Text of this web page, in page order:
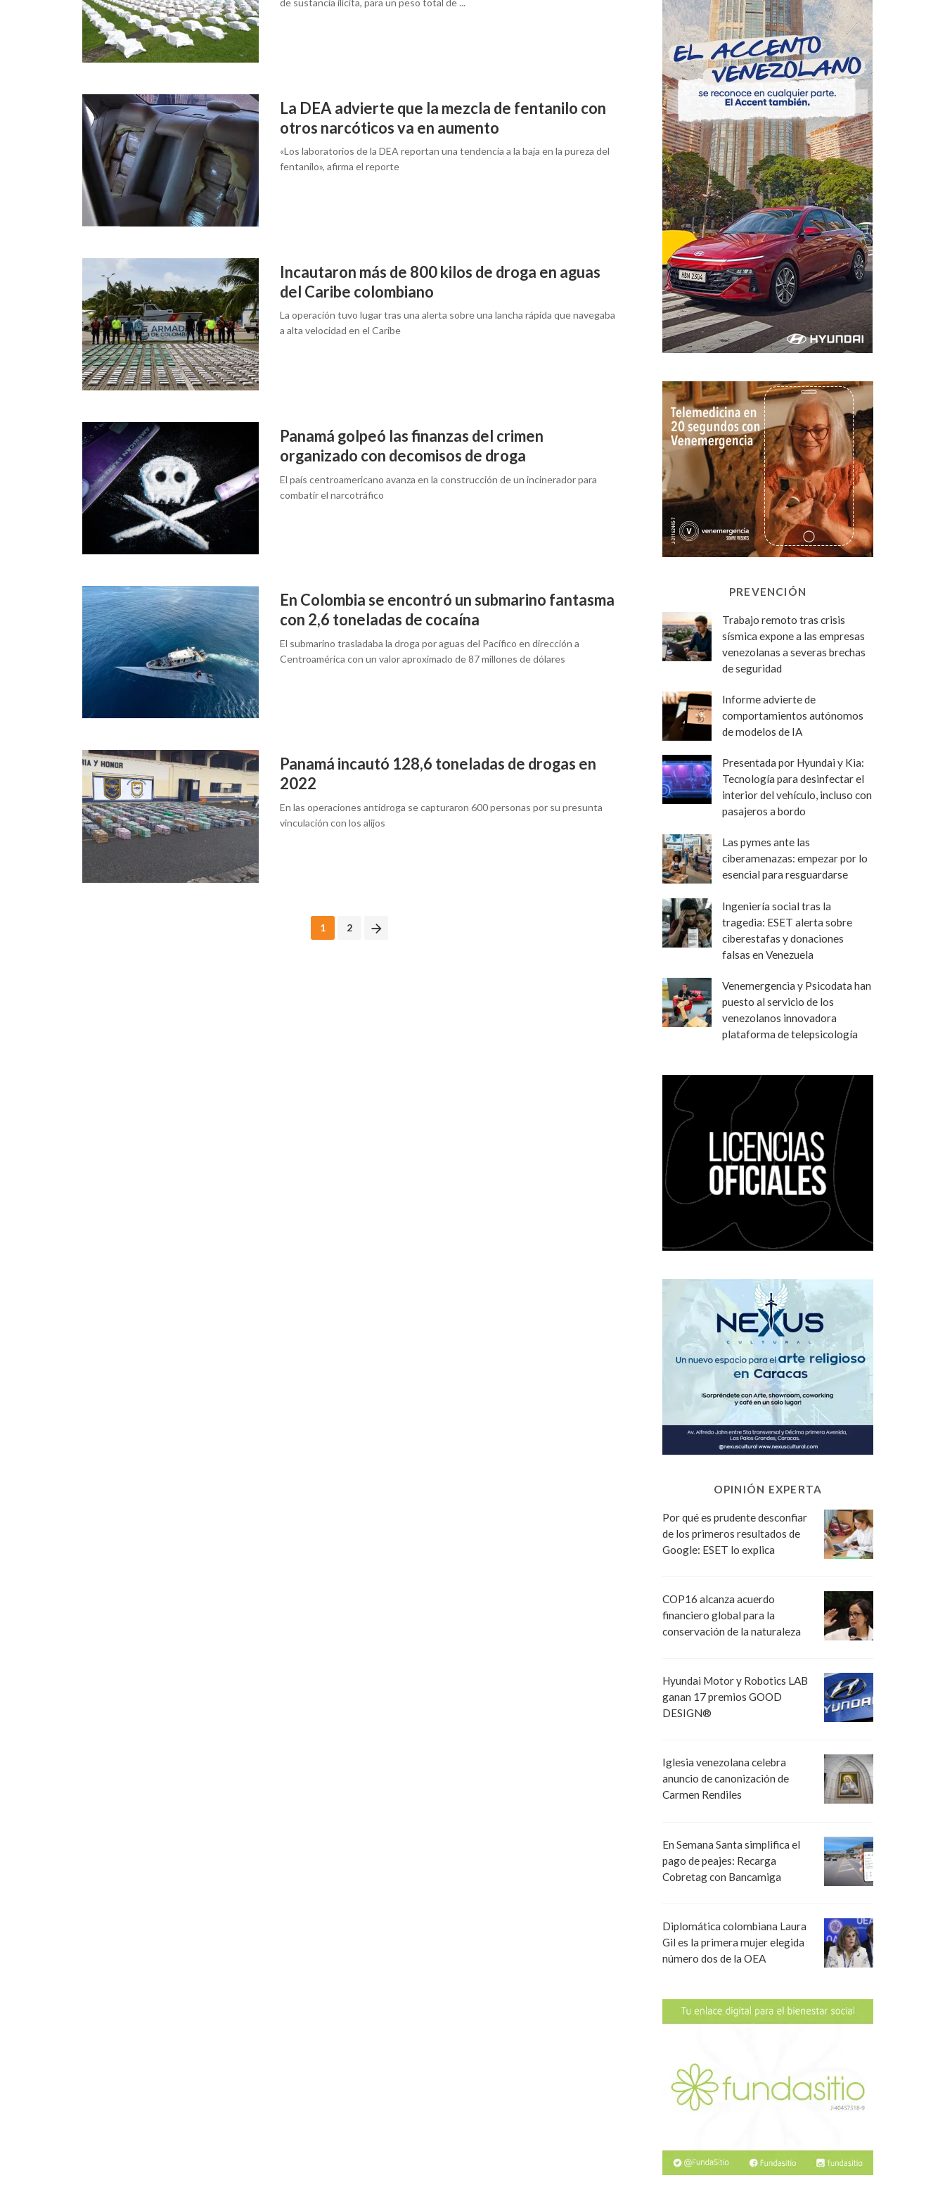
de sustancia ilícita, para un peso total de ...
La DEA advierte que la mezcla de fentanilo con
otros narcóticos va en aumento
«Los laboratorios de la DEA reportan una tendencia a la baja en la pureza del
fentanilo», afirma el reporte
Incautaron más de 800 kilos de droga en aguas
del Caribe colombiano
La operación tuvo lugar tras una alerta sobre una lancha rápida que navegaba
a alta velocidad en el Caribe
Panamá golpeó las finanzas del crimen
organizado con decomisos de droga
El país centroamericano avanza en la construcción de un incinerador para
combatir el narcotráfico
En Colombia se encontró un submarino fantasma
con 2,6 toneladas de cocaína
El submarino trasladaba la droga por aguas del Pacífico en dirección a
Centroamérica con un valor aproximado de 87 millones de dólares
Panamá incautó 128,6 toneladas de drogas en
2022
En las operaciones antidroga se capturaron 600 personas por su presunta
vinculación con los alijos
1 2
PREVENCIÓN
Trabajo remoto tras crisis
sísmica expone a las empresas
venezolanas a severas brechas
de seguridad
Informe advierte de
comportamientos autónomos
de modelos de IA
Presentada por Hyundai y Kia:
Tecnología para desinfectar el
interior del vehículo, incluso con
pasajeros a bordo
Las pymes ante las
ciberamenazas: empezar por lo
esencial para resguardarse
Ingeniería social tras la
tragedia: ESET alerta sobre
ciberestafas y donaciones
falsas en Venezuela
Venemergencia y Psicodata han
puesto al servicio de los
venezolanos innovadora
plataforma de telepsicología
OPINIÓN EXPERTA
Por qué es prudente desconfiar
de los primeros resultados de
Google: ESET lo explica
COP16 alcanza acuerdo
financiero global para la
conservación de la naturaleza
Hyundai Motor y Robotics LAB
ganan 17 premios GOOD
DESIGN®
Iglesia venezolana celebra
anuncio de canonización de
Carmen Rendiles
En Semana Santa simplifica el
pago de peajes: Recarga
Cobretag con Bancamiga
Diplomática colombiana Laura
Gil es la primera mujer elegida
número dos de la OEA